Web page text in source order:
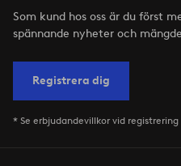
Som kund hos oss är du först
spännande nyheter och
Registrera dig
* Se erbjudandevillkor vid registrering